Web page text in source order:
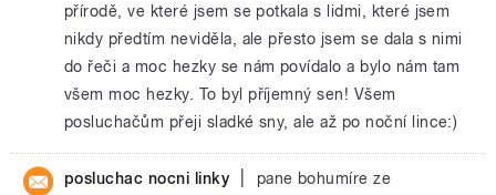
přírodě, ve které jsem se potkala s lidmi, které jsem
nikdy předtím neviděla, ale přesto jsem se dala s nimi
do řeči a moc hezky se nám povídalo a bylo nám tam
všem moc hezky. To byl příjemný sen! Všem
posluchačům přeji sladké sny, ale až po noční lince:)
posluchac nocni linky
pane bohumíre ze